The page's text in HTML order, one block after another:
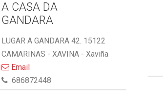
A CASA DA
GANDARA
LUGAR A GANDARA 42. 15122
CAMARINAS - XAVINA - Xaviña
Email
686872448